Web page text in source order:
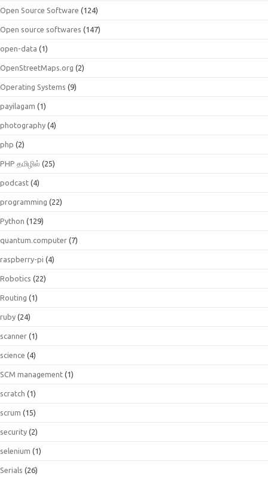
Open Source Software (124)
Open source softwares (147)
open-data (1)
OpenStreetMaps.org (2)
Operating Systems (9)
payilagam (1)
photography (4)
php (2)
PHP தமிழில் (25)
podcast (4)
programming (22)
Python (129)
quantum.computer (7)
raspberry-pi (4)
Robotics (22)
Routing (1)
ruby (24)
scanner (1)
science (4)
SCM management (1)
scratch (1)
scrum (15)
security (2)
selenium (1)
Serials (26)